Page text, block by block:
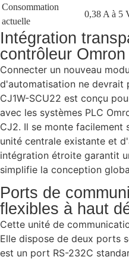
Consommation
actuelle
0,38 A à 5
Intégration
contrôleur Omron
Connecter un nouveau
d'automatisation ne devrait
CJ1W-SCU22 est conçu
avec les systèmes PLC
CJ2. Il se monte facilement
unité centrale existante et
intégration étroite garantit
simplifie la conception
Ports de
flexibles à haut
Cette unité de
Elle dispose de deux ports
est un port RS-232C